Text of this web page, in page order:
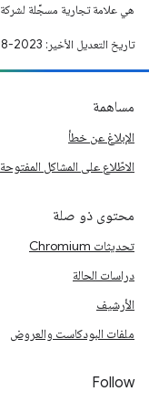
هي علامة تجارية مسجَّلة لشركة Oracle و/أو شركائها التابعين.
تاريخ التعديل الأخير: 2023-08-02 (حسب التوقيت العالمي المتفَّق عليه)
مساهمة
الإبلاغ عن خطأ
الاطّلاع على المشاكل المفتوحة
محتوى ذو صلة
تحديثات Chromium
دراسات الحالة
الأرشيف
ملفات البودكاست والعروض
Follow